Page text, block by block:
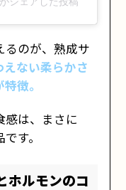
るのが、熟成サ
ない柔らかさ
徴。
感は、まさに
す。
ホルモンのコ